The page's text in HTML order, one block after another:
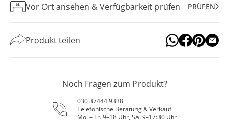
Vor Ort ansehen & Verfügbarkeit prüfen PRÜFEN
Produkt teilen
Noch Fragen zum Produkt?
030 37444 9338
Telefonische Beratung & Verkauf
Mo. – Fr. 9–18 Uhr, Sa. 9–17:30 Uhr